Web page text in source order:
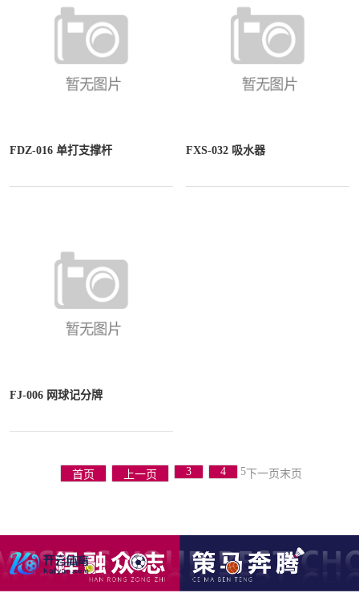
FDZ-016 单打支撑杆 FXS-032 吸水器
FJ-006 网球记分牌
首页 上一页 3 4 5下一页 末页